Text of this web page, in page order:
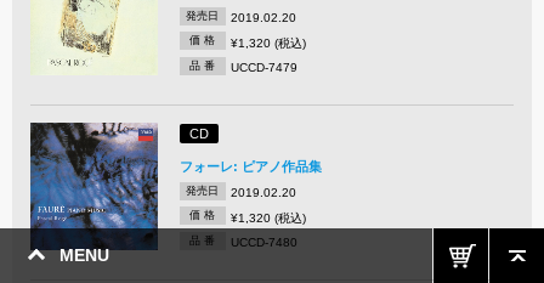
MENU
発売日 2019.02.20
価 格 ¥1,320 (税込)
品 番 UCCD-7479
CD
フォーレ: ピアノ作品集
発売日 2019.02.20
価 格 ¥1,320 (税込)
品 番 UCCD-7480